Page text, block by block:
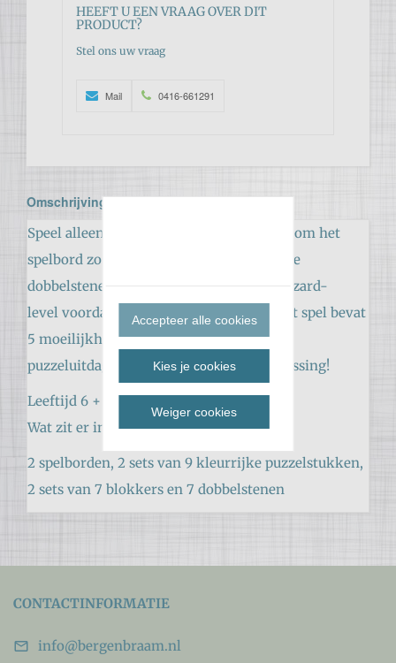
HEEFT U EEN VRAAG OVER DIT
PRODUCT?
Stel ons uw vraag
Mail 0416-661291
Omschrijving
Speel alleen of daag een tegenstander uit om het
spelbord zo snel mogelijk te vullen! Rol de
dobbelstenen, denk snel en bereik het wizard-
level voordat je tegenstander dat doet. Dit spel bevat
5 moeilijkheidslevels, meer dan 60.000
puzzeluitdagingen en er is altijd een oplossing!
Leeftijd 6 +
Wat zit er in de doos?
2 spelborden, 2 sets van 9 kleurrijke puzzelstukken,
2 sets van 7 blokkers en 7 dobbelstenen
CONTACTINFORMATIE
 info@bergenbraam.nl
Accepteer alle cookies
Kies je cookies
Weiger cookies